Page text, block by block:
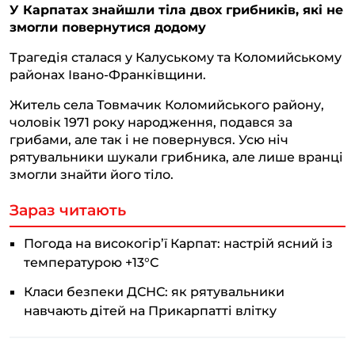
l
e
g
r
a
m
c
e
b
o
o
k
a
t
s
A
p
p
b
e
r
p
y
L
i
n
k
У Карпатах знайшли тіла двох грибників, які не
змогли повернутися додому
Трагедія сталася у Калуському та Коломийському
районах Івано-Франківщини.
Житель села Товмачик Коломийського району,
чоловік 1971 року народження, подався за
грибами, але так і не повернувся. Усю ніч
рятувальники шукали грибника, але лише вранці
змогли знайти його тіло.
Зараз читають
Погода на високогір’ї Карпат: настрій ясний із
температурою +13°С
Класи безпеки ДСНС: як рятувальники
навчають дітей на Прикарпатті влітку